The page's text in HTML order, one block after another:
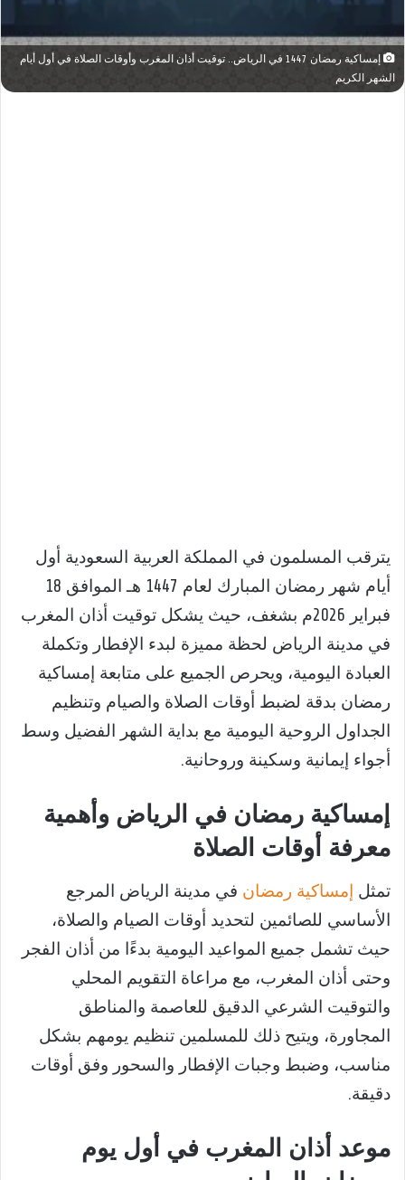
إمساكية رمضان 1447 في الرياض.. توقيت أذان المغرب وأوقات الصلاة في أول أيام
الشهر الكريم
يترقب المسلمون في المملكة العربية السعودية أول
أيام شهر رمضان المبارك لعام 1447 هـ الموافق 18
فبراير 2026م بشغف، حيث يشكل توقيت أذان المغرب
في مدينة الرياض لحظة مميزة لبدء الإفطار وتكملة
العبادة اليومية، ويحرص الجميع على متابعة إمساكية
رمضان بدقة لضبط أوقات الصلاة والصيام وتنظيم
الجداول الروحية اليومية مع بداية الشهر الفضيل وسط
أجواء إيمانية وسكينة وروحانية.
إمساكية رمضان في الرياض وأهمية
معرفة أوقات الصلاة
تمثل إمساكية رمضان في مدينة الرياض المرجع
الأساسي للصائمين لتحديد أوقات الصيام والصلاة،
حيث تشمل جميع المواعيد اليومية بدءًا من أذان الفجر
وحتى أذان المغرب، مع مراعاة التقويم المحلي
والتوقيت الشرعي الدقيق للعاصمة والمناطق
المجاورة، ويتيح ذلك للمسلمين تنظيم يومهم بشكل
مناسب، وضبط وجبات الإفطار والسحور وفق أوقات
دقيقة.
موعد أذان المغرب في أول يوم